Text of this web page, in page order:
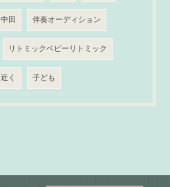
中田 伴奏オーディション
リトミックベビーリトミック
近く 子ども